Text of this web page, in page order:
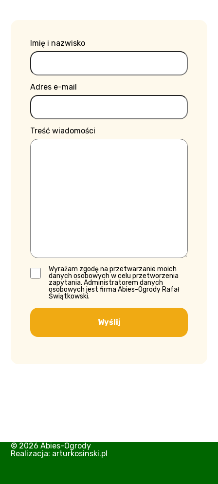
Imię i nazwisko
Adres e-mail
Treść wiadomości
Wyrażam zgodę na przetwarzanie moich
danych osobowych w celu przetworzenia
zapytania. Administratorem danych
osobowych jest firma Abies-Ogrody Rafał
Świątkowski.
© 2026 Abies-Ogrody
Realizacja: arturkosinski.pl